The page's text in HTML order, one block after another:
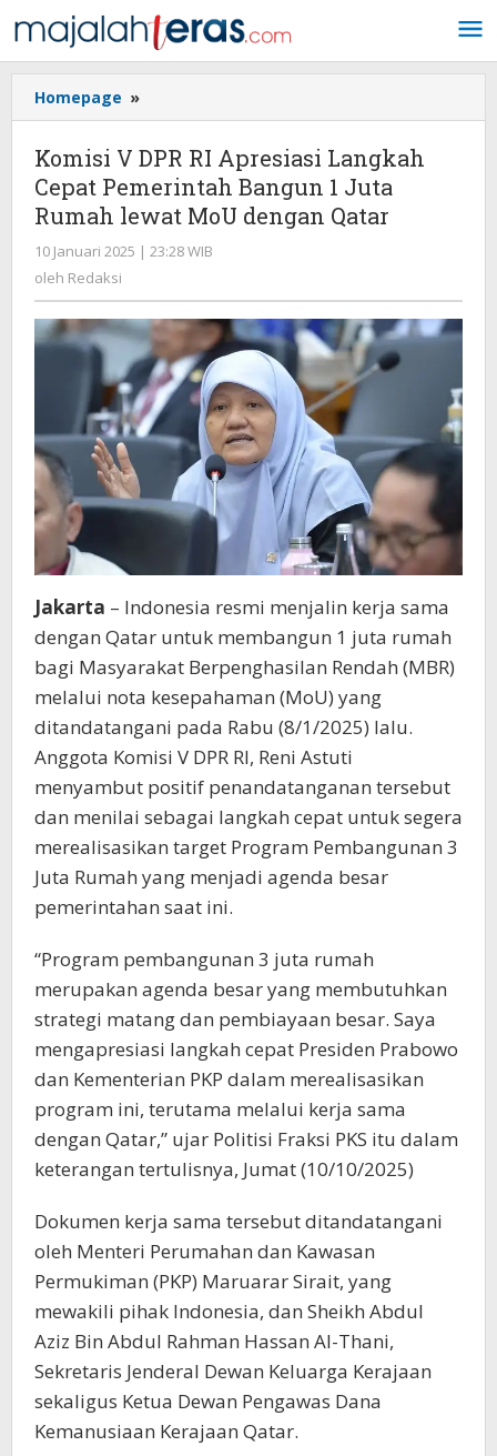
ke
konten
Homepage »
V
RI
Apresiasi
Langkah
Pemerintah
1
Juta
Rumah
lewat
MoU
dengan
Qatar
Komisi V DPR RI Apresiasi Langkah
Cepat Pemerintah Bangun 1 Juta
Rumah lewat MoU dengan Qatar
10 Januari 2025 | 23:28 WIB
oleh Redaksi
Jakarta – Indonesia resmi menjalin kerja sama
dengan Qatar untuk membangun 1 juta rumah
bagi Masyarakat Berpenghasilan Rendah (MBR)
melalui nota kesepahaman (MoU) yang
ditandatangani pada Rabu (8/1/2025) lalu.
Anggota Komisi V DPR RI, Reni Astuti
menyambut positif penandatanganan tersebut
dan menilai sebagai langkah cepat untuk segera
merealisasikan target Program Pembangunan 3
Juta Rumah yang menjadi agenda besar
pemerintahan saat ini.
“Program pembangunan 3 juta rumah
merupakan agenda besar yang membutuhkan
strategi matang dan pembiayaan besar. Saya
mengapresiasi langkah cepat Presiden Prabowo
dan Kementerian PKP dalam merealisasikan
program ini, terutama melalui kerja sama
dengan Qatar,” ujar Politisi Fraksi PKS itu dalam
keterangan tertulisnya, Jumat (10/10/2025)
Dokumen kerja sama tersebut ditandatangani
oleh Menteri Perumahan dan Kawasan
Permukiman (PKP) Maruarar Sirait, yang
mewakili pihak Indonesia, dan Sheikh Abdul
Aziz Bin Abdul Rahman Hassan Al-Thani,
Sekretaris Jenderal Dewan Keluarga Kerajaan
sekaligus Ketua Dewan Pengawas Dana
Kemanusiaan Kerajaan Qatar.